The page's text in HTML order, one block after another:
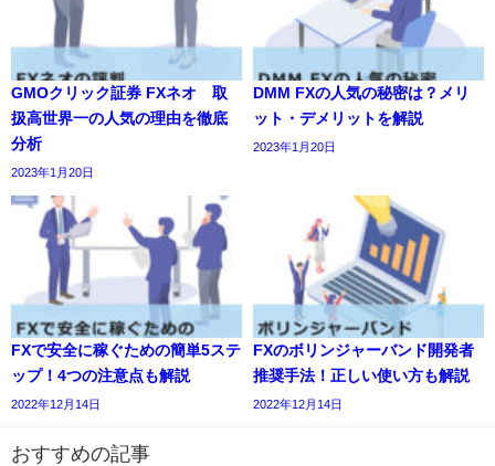
GMOクリック証券 FXネオ 取
扱高世界一の人気の理由を徹底
分析
2023年1月20日
DMM FXの人気の秘密は？メリ
ット・デメリットを解説
2023年1月20日
FXで安全に稼ぐための簡単5ステ
ップ！4つの注意点も解説
2022年12月14日
FXのボリンジャーバンド開発者
推奨手法！正しい使い方も解説
2022年12月14日
おすすめの記事